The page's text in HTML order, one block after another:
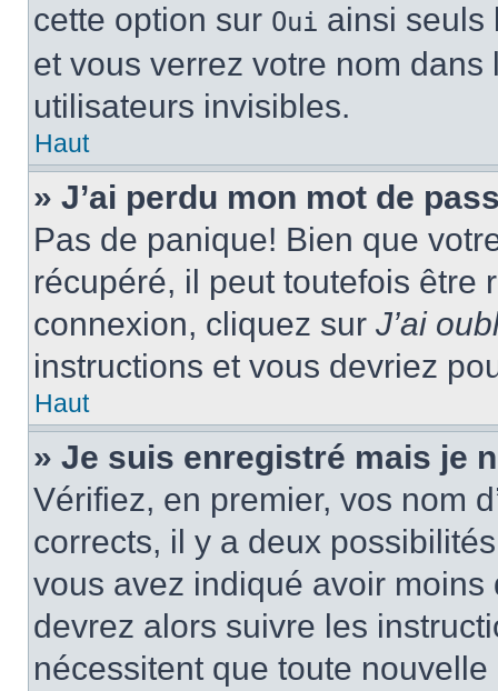
cette option sur Oui ainsi seuls
et vous verrez votre nom
utilisateurs invisibles.
Haut
» J’ai perdu mon mot de
Pas de panique! Bien que
récupéré, il peut toutefois être
connexion, cliquez sur J’ai
instructions et vous devriez
Haut
» Je suis enregistré mais je
Vérifiez, en premier, vos nom
corrects, il y a deux
vous avez indiqué avoir moins
devrez alors suivre les
nécessitent que toute